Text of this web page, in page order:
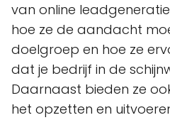
van online
hoe ze de aandacht
doelgroep en hoe ze
dat je bedrijf in de
Daarnaast bieden ze
het opzetten en